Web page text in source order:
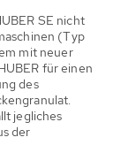
SE nicht
(Typ
mit neuer
für einen
des
jegliches
der